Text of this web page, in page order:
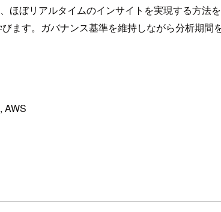
ほぼリアルタイムのインサイトを実現する方
ます。ガバナンス基準を維持しながら分析期
AWS